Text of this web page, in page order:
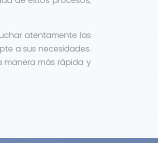
atentamente las
a sus necesidades.
manera más rápida y